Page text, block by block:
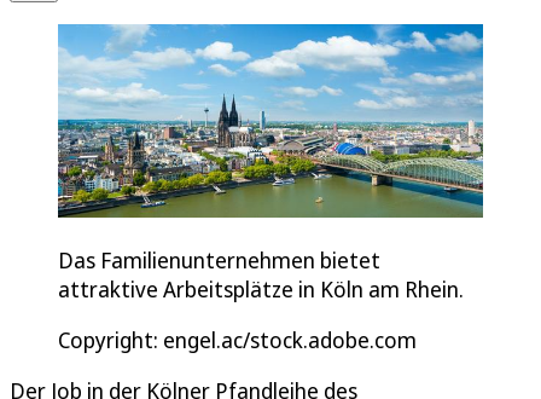
Das Familienunternehmen bietet
attraktive Arbeitsplätze in Köln am Rhein.
Copyright: engel.ac/stock.adobe.com
Der Job in der Kölner Pfandleihe des